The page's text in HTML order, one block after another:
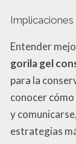
Entender
gorila gel
para la
conocer
y
estrategias